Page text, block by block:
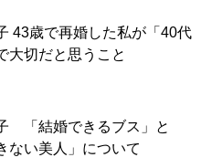
43歳で再婚した私が「40代
大切だと思うこと
「結婚できるブス」と
ない美人」について